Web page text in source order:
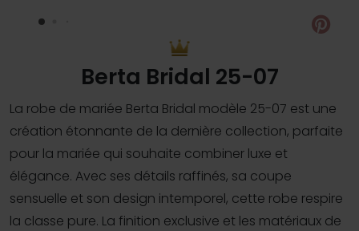
Berta Bridal 25-07
La robe de mariée Berta Bridal modèle 25-07 est une
création étonnante de la dernière collection, parfaite
pour la mariée qui souhaite combiner luxe et
élégance. Avec ses détails raffinés, sa coupe
sensuelle et son design intemporel, cette robe respire
la classe pure. La finition exclusive et les matériaux de